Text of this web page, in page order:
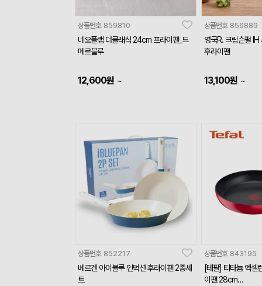
상품번호 859810
네오플램 더클래식 24cm 프라이팬_드
메르블루
12,600원 ~
상품번호 856889
영국R. 크림슨펄
후라이팬
13,100원 ~
상품번호 852217
베르겐 아이블루 인덕션 후라이팬 2종세
트
상품번호 843195
[테팔] 티타늄 엑셀
이팬 28cm